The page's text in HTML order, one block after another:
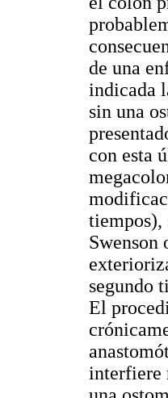
de una
indicada
sin una
con esta
tiempos),
Swenson
segundo
El
interfiere